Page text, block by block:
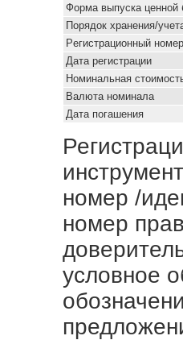
Форма выпуска ценной
Порядок хранения/
Pегистрационный номер
Дата регистрации
Номинальная
Валюта номинала
Дата погашения
номер /
номер
условное